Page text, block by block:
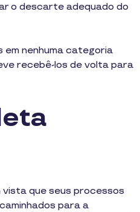
o descarte adequado do
em nenhuma categoria
recebê-los de volta para
que seus processos
para a